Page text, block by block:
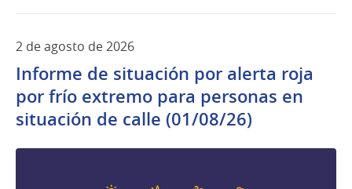
2 de agosto de 2026
Informe de situación por alerta roja
por frío extremo para personas en
situación de calle (01/08/26)